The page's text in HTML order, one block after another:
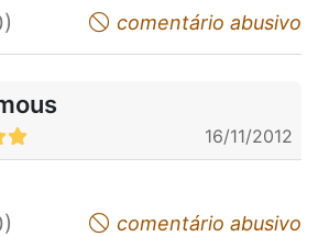
not appreciatecomentário abusivo
16/11/2012
not appreciatecomentário abusivo